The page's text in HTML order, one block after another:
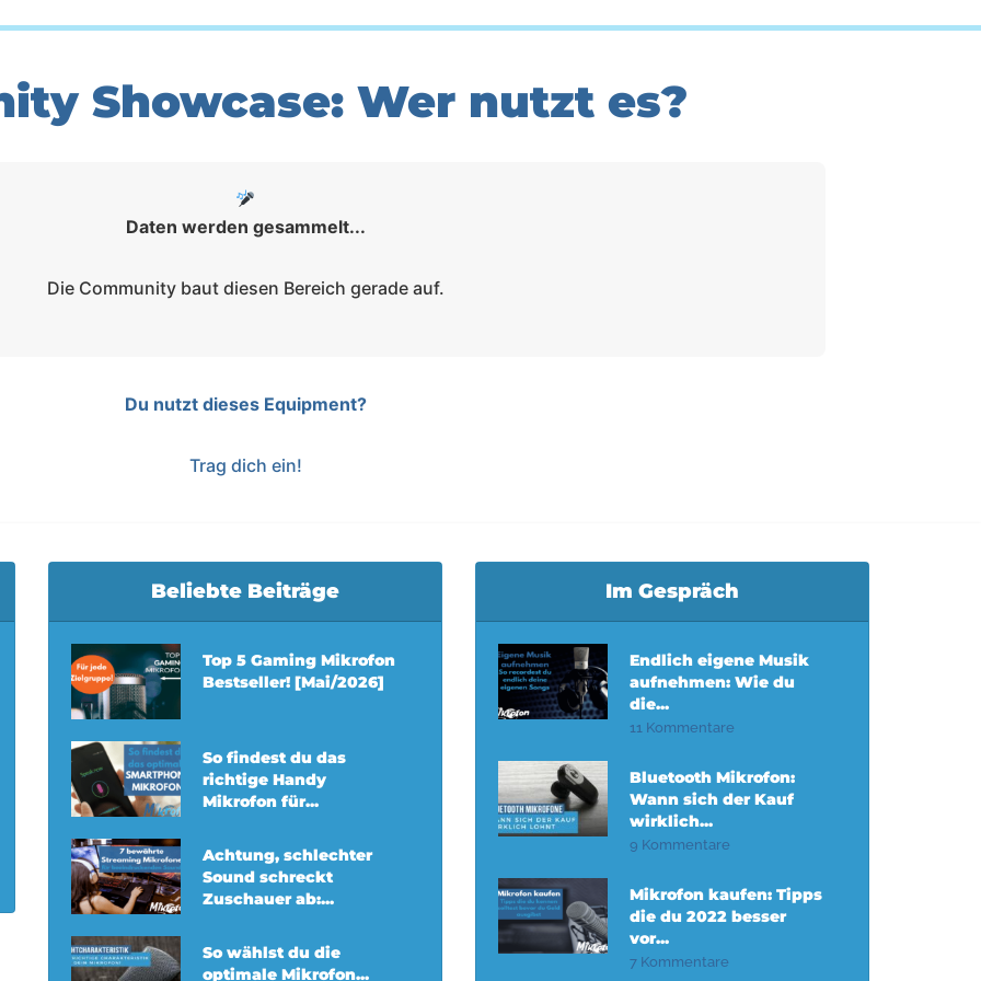
Showcase: Wer nutzt es?
Daten werden gesammelt...
Die Community baut diesen Bereich gerade auf.
Du nutzt dieses Equipment?
Trag dich ein!
Beliebte Beiträge
Top 5 Gaming Mikrofon
Bestseller! [Mai/2026]
So findest du das
richtige Handy
Mikrofon für...
Achtung, schlechter
Sound schreckt
Zuschauer ab:...
So wählst du die
optimale Mikrofon...
Im Gespräch
Endlich eigene Musik
aufnehmen: Wie du
die...
11 Kommentare
Bluetooth Mikrofon:
Wann sich der Kauf
wirklich...
9 Kommentare
Mikrofon kaufen: Tipps
die du 2022 besser
vor...
7 Kommentare